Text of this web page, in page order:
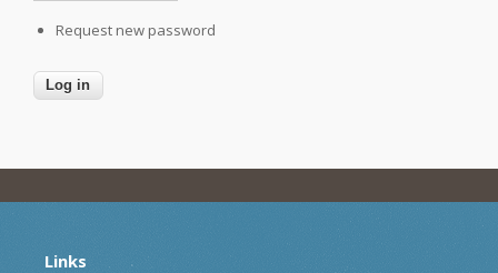
Request new password
Links